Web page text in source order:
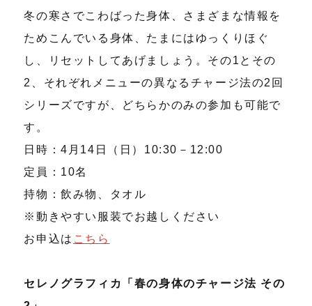
冬の寒さでこわばった身体、さまざまな情報を
ためこんでいる身体、たまにはゆっくりほぐ
し、リセットしてあげましょう。その1とその
2、それぞれメニューの異なるチャージ法の2回
シリーズですが、どちらかのみの参加も可能で
す。
日時：4月14日（日）10:30－12:00
定員：10名
持物：飲み物、タオル
※動きやすい服装でお越しください
お申込は こちら
セレノグラフィカ「春の身体のチャージ法 その